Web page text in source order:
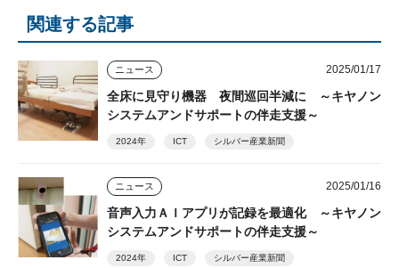
関連する記事
ニュース 2025/01/17
全床に見守り機器 夜間巡回半減に ～キヤノン
システムアンドサポートの伴走支援～
2024年 ICT シルバー産業新聞
ニュース 2025/01/16
音声入力ＡＩアプリが記録を最適化 ～キヤノン
システムアンドサポートの伴走支援～
2024年 ICT シルバー産業新聞